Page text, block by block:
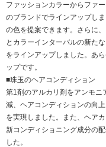
ファッションカラーからファ
のブランドでラインアップし
の色を提案できます。さらに
とカラーインターバルの新た
をラインアップしました。あ
ップです。
■珠玉のヘアコンディション
第1剤のアルカリ剤をアンモニ
減、ヘアコンディションの向
を実現しました。また、ヘア
新コンディショニング成分の
した。